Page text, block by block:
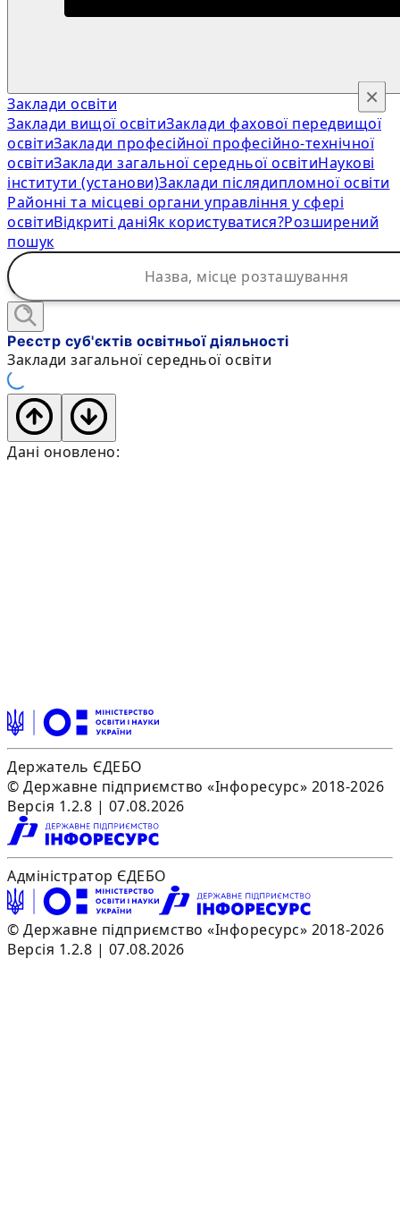
Заклади освіти
Заклади вищої освітиЗаклади фахової передвищої
освітиЗаклади професійної професійно-технічної
освітиЗаклади загальної середньої освітиНаукові
інститути (установи)Заклади післядипломної освіти
Районні та місцеві органи управління у сфері
освітиВідкриті даніЯк користуватися?Розширений
пошук
×
Реєстр суб'єктів освітньої діяльності
Заклади загальної середньої освіти
Дані оновлено:
Держатель ЄДЕБО
© Державне підприємство «Інфоресурс» 2018-2026
Версія 1.2.8 | 07.08.2026
Адміністратор ЄДЕБО
© Державне підприємство «Інфоресурс» 2018-2026
Версія 1.2.8 | 07.08.2026